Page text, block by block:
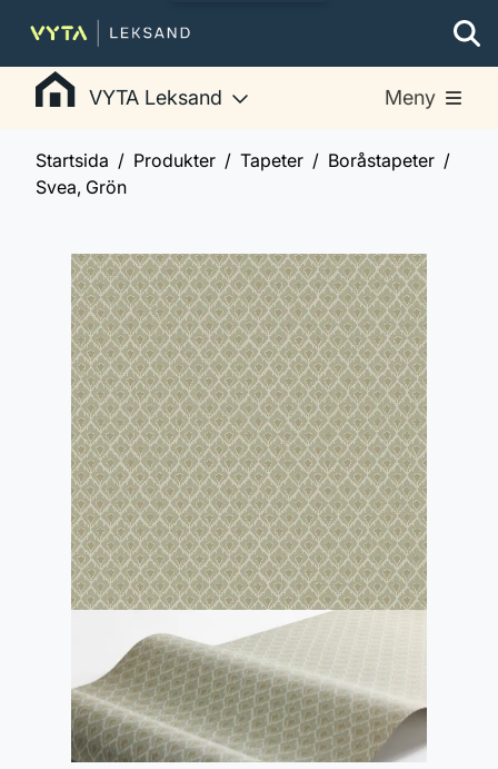
VYTA Leksand Meny
Startsida Produkter Tapeter
Boråstapeter
Svea, Grön